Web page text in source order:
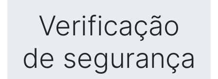
Verificação
de segurança